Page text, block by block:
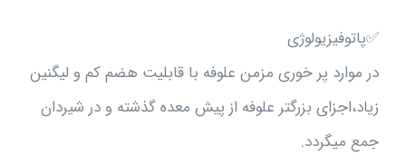
✅پاتوفیزیولوژی
در موارد پر خوری مزمن علوفه با قابلیت هضم کم و لیگنین
زیاد،اجزای بزرگتر علوفه از پیش معده گذشته و در شیردان
جمع میگردد.